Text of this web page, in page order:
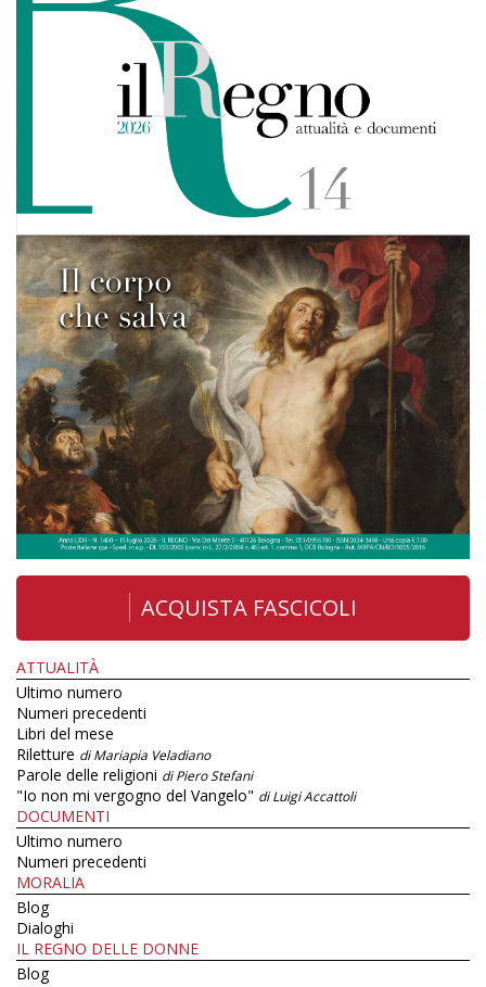
ACQUISTA FASCICOLI
ATTUALITÀ
Ultimo numero
Numeri precedenti
Libri del mese
Riletture di Mariapia Veladiano
Parole delle religioni di Piero Stefani
"Io non mi vergogno del Vangelo" di Luigi Accattoli
DOCUMENTI
Ultimo numero
Numeri precedenti
MORALIA
Blog
Dialoghi
IL REGNO DELLE DONNE
Blog